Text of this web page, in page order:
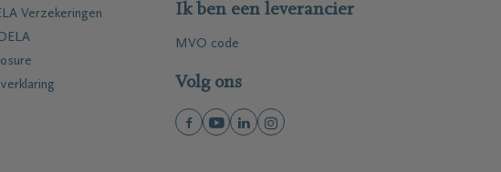
Verzekeringen
Ik ben een leverancier
MVO code
Volg ons